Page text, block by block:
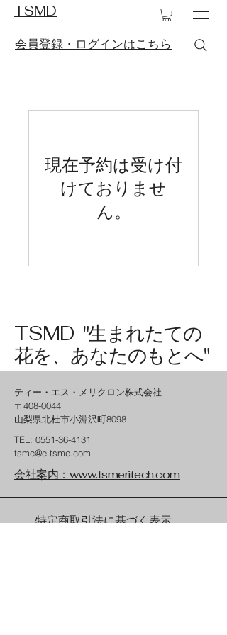
TSMD
​会員登録・ログインはこちら
現在予約は受け付
けておりませ
ん。
TSMD "生まれたての
花を、あなたのもとへ"
ティー・エス・メリクロン株式会社
〒408-0044
​山梨県北杜市小淵沢町8098
TEL: 0551-36-4131
tsmc@e-tsmc.com
​会社案内：www.tsmeritech.com
特定商取引法に基づく表示